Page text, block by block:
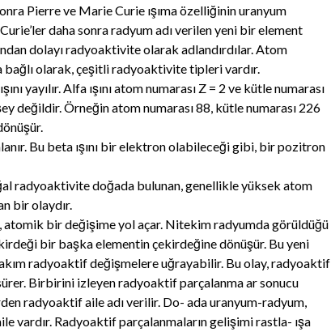
Pierre ve Marie Curie ışıma özelliğinin uranyum
daha sonra radyum adı verilen yeni bir element
dolayı radyoaktivite olarak adlandırdılar. Atom
bağlı olarak, çeşitli radyoaktivite tipleri vardır.
yayılır. Alfa ışını atom numarası Z = 2 ve kütle numarası
değildir. Örneğin atom numarası 88, kütle numarası 226
Bu beta ışını bir elektron olabileceği gibi, bir pozitron
radyoaktivite doğada bulunan, genellikle yüksek atom
bir olaydır.
atomik bir değişime yol açar. Nitekim radyumda görüldüğü
bir başka elementin çekirdeğine dönüşür. Bu yeni
radyoaktif değişmelere uğrayabilir. Bu olay, radyoaktif
Birbirini izleyen radyoaktif parçalanma ar sonucu
radyoaktif aile adı verilir. Do- ada uranyum-radyum,
vardır. Radyoaktif parçalanmaların gelişimi rastla- ışa